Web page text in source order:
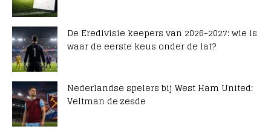
De Eredivisie keepers van 2026-2027: wie is
waar de eerste keus onder de lat?
Nederlandse spelers bij West Ham United:
Veltman de zesde